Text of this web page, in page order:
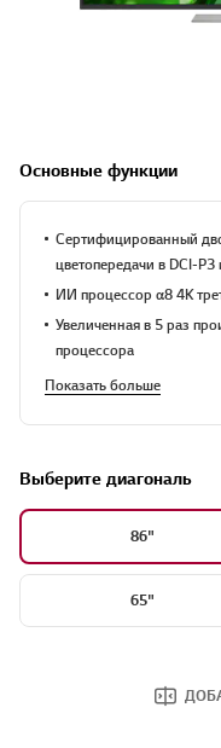
Основные функции
Сертифицированный
цветопередачи в DCI-P3
ИИ процессор α8 4K
Увеличенная в 5 раз
процессора
Показать больше
Выберите диагональ
86"
65"